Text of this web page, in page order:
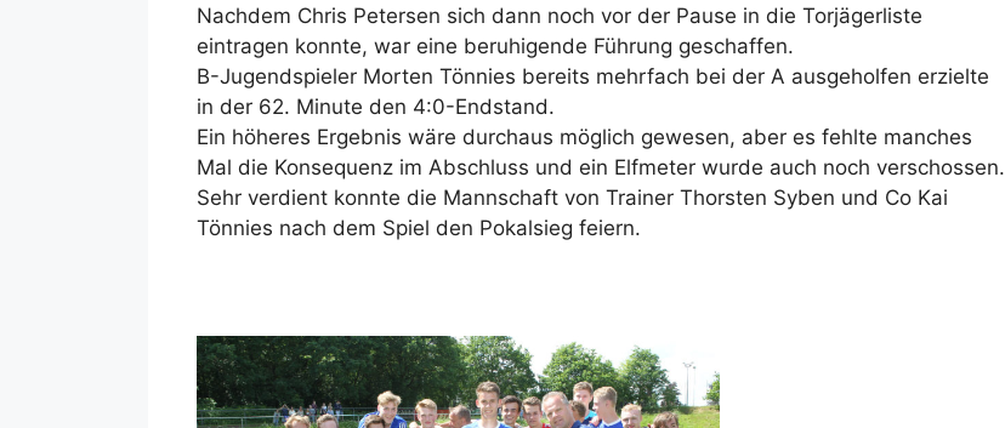
Nachdem Chris Petersen sich dann noch vor der Pause in die Torjägerliste
eintragen konnte, war eine beruhigende Führung geschaffen.
B-Jugendspieler Morten Tönnies bereits mehrfach bei der A ausgeholfen erzielte
in der 62. Minute den 4:0-Endstand.
Ein höheres Ergebnis wäre durchaus möglich gewesen, aber es fehlte manches
Mal die Konsequenz im Abschluss und ein Elfmeter wurde auch noch verschossen.
Sehr verdient konnte die Mannschaft von Trainer Thorsten Syben und Co Kai
Tönnies nach dem Spiel den Pokalsieg feiern.